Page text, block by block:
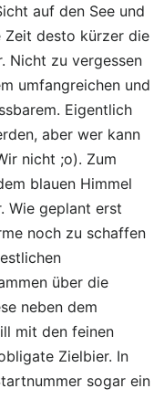
auf den See und
Zeit desto kürzer die
Nicht zu vergessen
umfangreichen und
Eigentlich
aber wer kann
nicht ;o). Zum
blauen Himmel
Wie geplant erst
noch zu schaffen
über die
neben dem
mit den feinen
Zielbier. In
sogar ein